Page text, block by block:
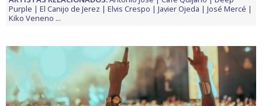
Purple
El Canijo de Jerez Elvis Crespo Javier Ojeda
José Mercé
Kiko Veneno ...